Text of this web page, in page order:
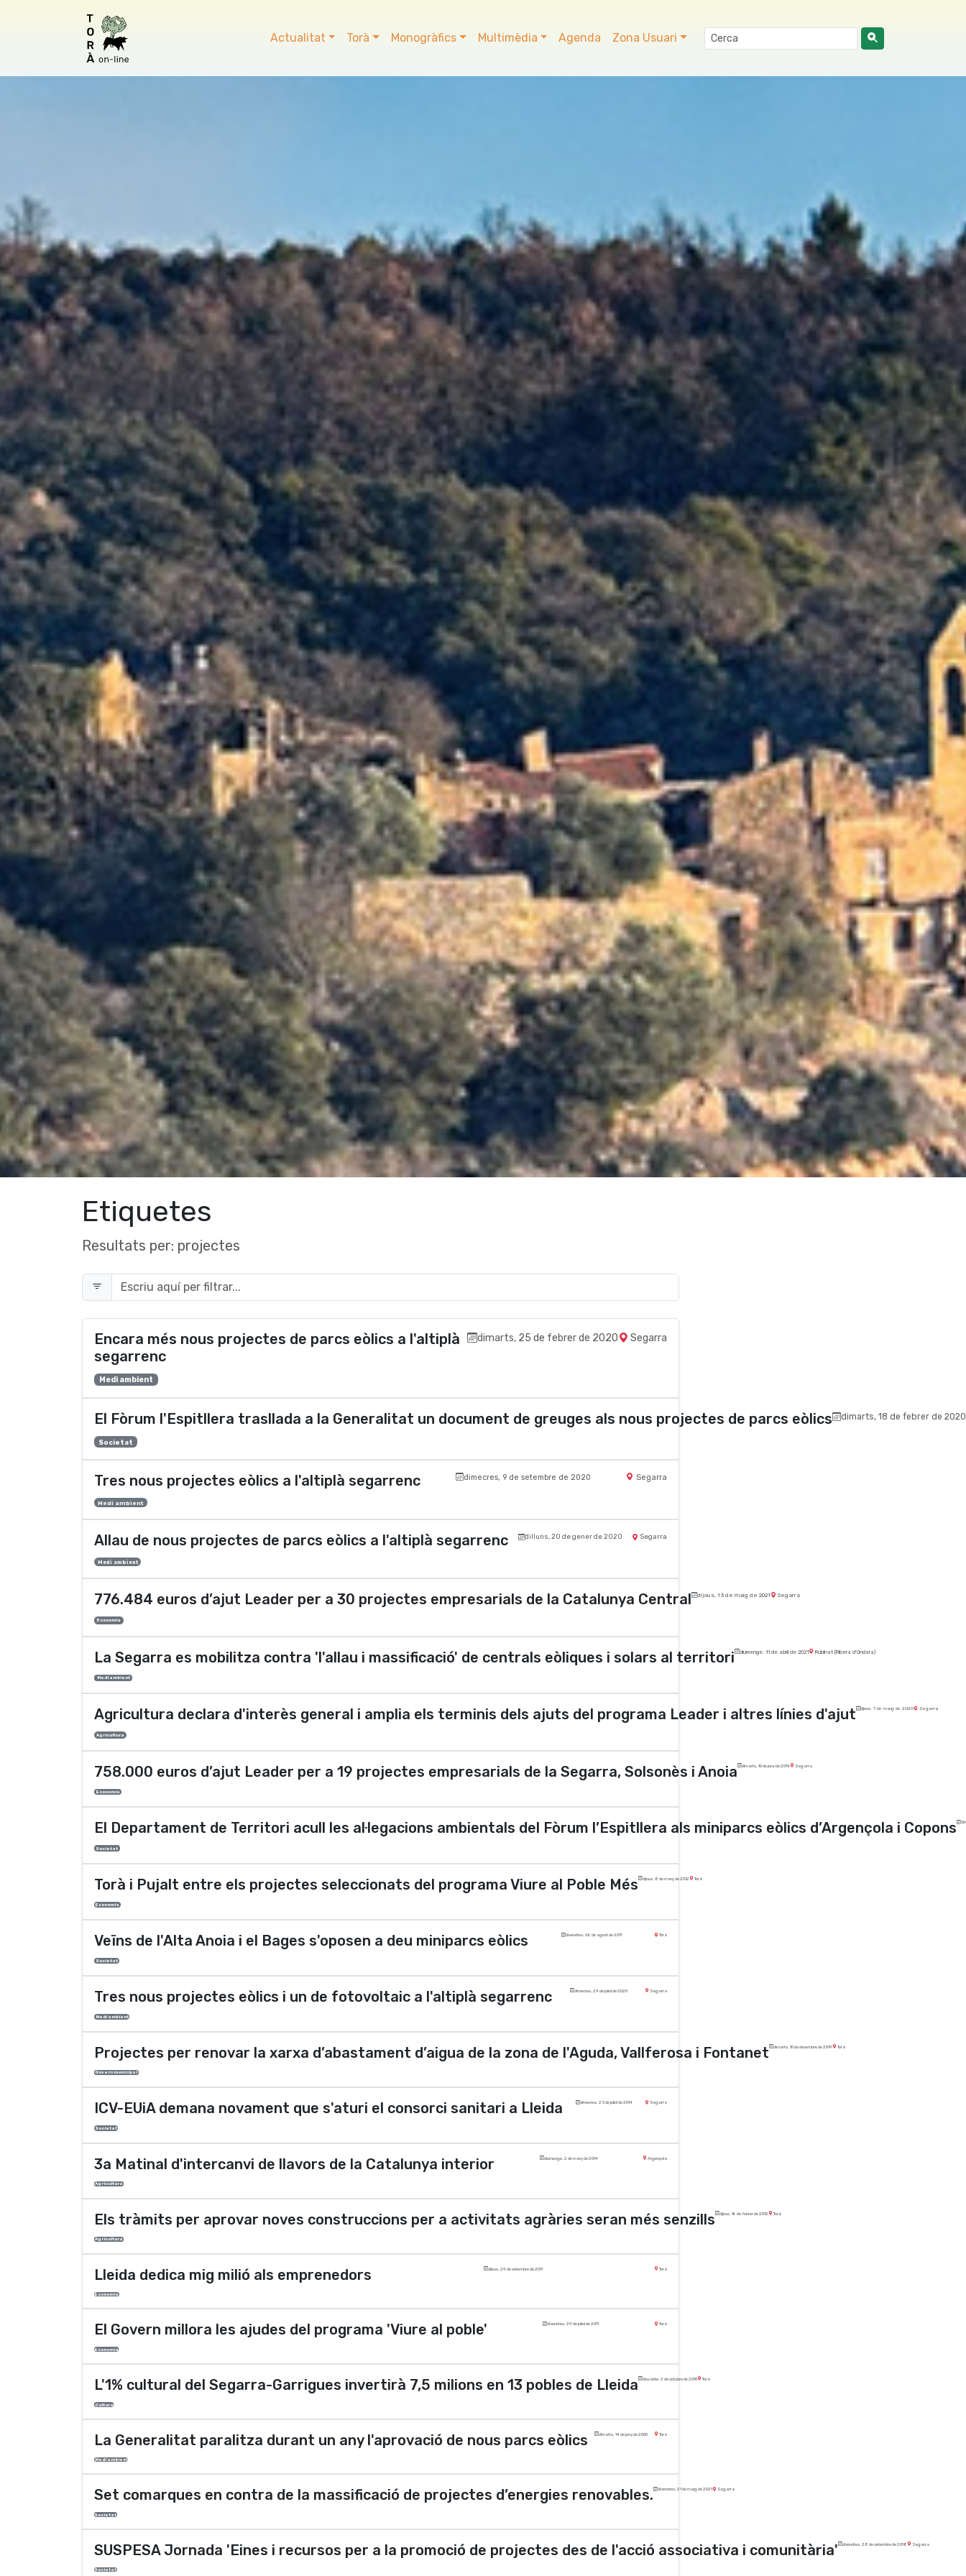
Actualitat Torà Monogràfics Multimèdia Agenda Zona Usuari
Etiquetes
Resultats per: projectes
Encara més nous projectes de parcs eòlics a l'altiplà
segarrenc
dimarts, 25 de febrer de 2020 Segarra
Medi ambient
El Fòrum l'Espitllera trasllada a la Generalitat un document de greuges als nous projectes de parcs eòlics dimarts, 18 de febrer de 2020
Societat
Tres nous projectes eòlics a l'altiplà segarrenc dimecres, 9 de setembre de 2020 Segarra
Medi ambient
Allau de nous projectes de parcs eòlics a l'altiplà segarrenc dilluns, 20 de gener de 2020 Segarra
Medi ambient
776.484 euros d’ajut Leader per a 30 projectes empresarials de la Catalunya Central dijous, 13 de maig de 2021 Segarra
Economia
La Segarra es mobilitza contra 'l'allau i massificació' de centrals eòliques i solars al territori diumenge, 11 de abril de 2021 Rubinat (Ribera d'Ondara)
Medi ambient
Agricultura declara d'interès general i amplia els terminis dels ajuts del programa Leader i altres línies d'ajut dijous, 7 de maig de 2020 Segarra
Agricultura
758.000 euros d’ajut Leader per a 19 projectes empresarials de la Segarra, Solsonès i Anoia dimarts, 10 de juny de 2014 Segarra
Economia
El Departament de Territori acull les al·legacions ambientals del Fòrum l’Espitllera als miniparcs eòlics d’Argençola i Copons
Societat
Torà i Pujalt entre els projectes seleccionats del programa Viure al Poble Més dijous, 8 de març de 2012 Torà
Economia
Veïns de l'Alta Anoia i el Bages s'oposen a deu miniparcs eòlics divendres, 26 de agost de 2011 Torà
Societat
Tres nous projectes eòlics i un de fotovoltaic a l'altiplà segarrenc dimecres, 29 de juliol de 2020 Segarra
Medi ambient
Projectes per renovar la xarxa d’abastament d’aigua de la zona de l'Aguda, Vallferosa i Fontanet dimarts, 10 de desembre de 2019 Torà
Govern municipal
ICV-EUiA demana novament que s'aturi el consorci sanitari a Lleida dimecres, 23 de juliol de 2014 Segarra
Societat
3a Matinal d'intercanvi de llavors de la Catalunya interior diumenge, 2 de març de 2014 Argençola
Agricultura
Els tràmits per aprovar noves construccions per a activitats agràries seran més senzills dijous, 16 de febrer de 2012 Torà
Agricultura
Lleida dedica mig milió als emprenedors dijous, 29 de setembre de 2011 Torà
Economia
El Govern millora les ajudes del programa 'Viure al poble' divendres, 29 de juliol de 2011 Torà
Economia
L'1% cultural del Segarra-Garrigues invertirà 7,5 milions en 13 pobles de Lleida dissabte, 2 de octubre de 2010 Torà
Cultura
La Generalitat paralitza durant un any l'aprovació de nous parcs eòlics dimarts, 14 de juny de 2005 Torà
Medi ambient
Set comarques en contra de la massificació de projectes d’energies renovables. divendres, 21 de maig de 2021 Segarra
Societat
SUSPESA Jornada 'Eines i recursos per a la promoció de projectes des de l'acció associativa i comunitària' divendres, 28 de setembre de 2018 Segarra
Societat